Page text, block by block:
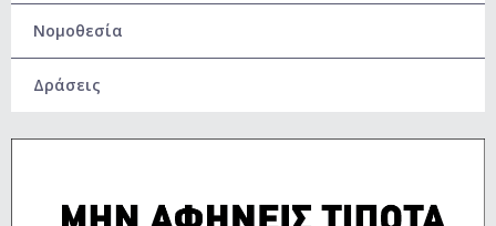
Νομοθεσία
Δράσεις